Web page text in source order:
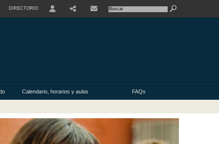
DIRECTORIO
Calendario, horarios y aulas FAQs